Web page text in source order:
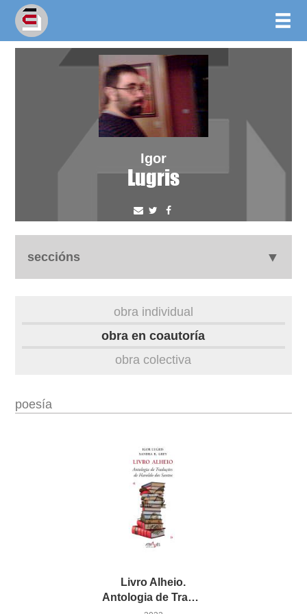
Igor
Lugris
seccións
outros docs
obra individual
obra en coautoría
obra colectiva
poesía
Livro Alheio.
Antologia de Traduções de Haroldo dos Santos